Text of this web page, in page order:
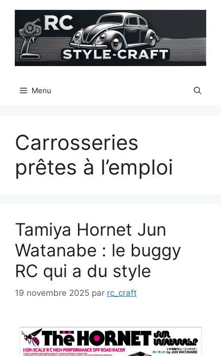
contenu
Menu
Carrosseries
prêtes à l’emploi
Tamiya Hornet Jun
Watanabe : le buggy
RC qui a du style
19 novembre 2025 par rc_craft